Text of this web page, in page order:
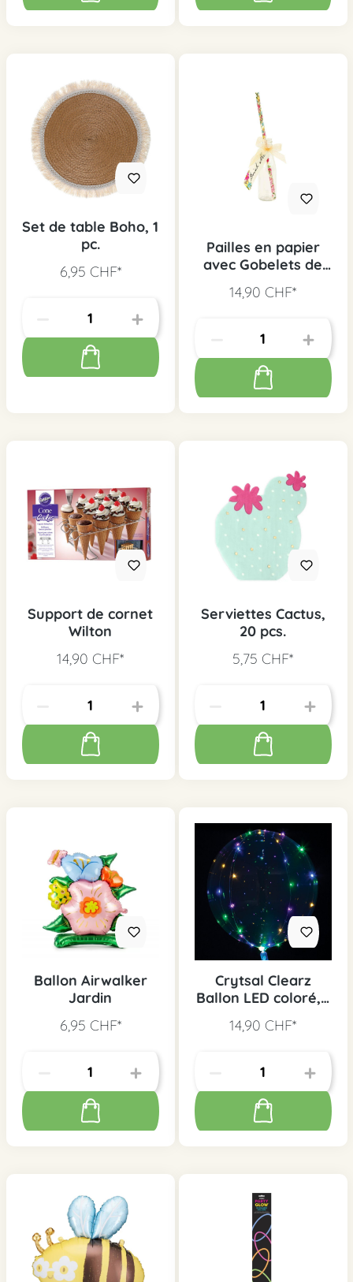
Set de table Boho, 1
pc.
6,95 CHF*
Pailles en papier
avec Gobelets de
me" set
14,90 CHF*
Support de cornet
Wilton
14,90 CHF*
Serviettes Cactus,
20 pcs.
5,75 CHF*
Ballon Airwalker
Jardin
6,95 CHF*
Crytsal Clearz
Ballon LED coloré, 1
14,90 CHF*